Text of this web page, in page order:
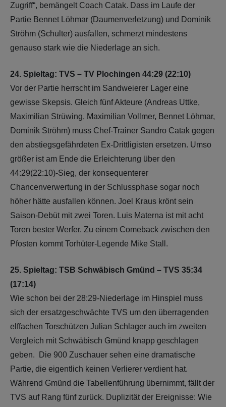
Zugriff“, bemängelt Coach Catak. Dass im Laufe der
Partie Bennet Löhmar (Daumenverletzung) und Dominik
Ströhm (Schulter) ausfallen, schmerzt mindestens
genauso stark wie die Niederlage an sich.
24. Spieltag: TVS – TV Plochingen 44:29 (22:10)
Vor der Partie herrscht im Sandweierer Lager eine
gewisse Skepsis. Gleich fünf Akteure (Andreas Uttke,
Maximilian Strüwing, Maximilian Vollmer, Bennet Löhmar,
Dominik Ströhm) muss Chef-Trainer Sandro Catak gegen
den abstiegsgefährdeten Ex-Drittligisten ersetzen. Umso
größer ist am Ende die Erleichterung über den
44:29(22:10)-Sieg, der konsequenterer
Chancenverwertung in der Schlussphase sogar noch
höher hätte ausfallen können. Joel Kraus krönt sein
Saison-Debüt mit zwei Toren. Luis Materna ist mit acht
Toren bester Werfer. Zu einem Comeback zwischen den
Pfosten kommt Torhüter-Legende Mike Stall.
25. Spieltag: TSB Schwäbisch Gmünd – TVS 35:34
(17:14)
Wie schon bei der 28:29-Niederlage im Hinspiel muss
sich der ersatzgeschwächte TVS um den überragenden
elffachen Torschützen Julian Schlager auch im zweiten
Vergleich mit Schwäbisch Gmünd knapp geschlagen
geben. Die 900 Zuschauer sehen eine dramatische
Partie, die eigentlich keinen Verlierer verdient hat.
Während Gmünd die Tabellenführung übernimmt, fällt der
TVS auf Rang fünf zurück. Duplizität der Ereignisse: Wie